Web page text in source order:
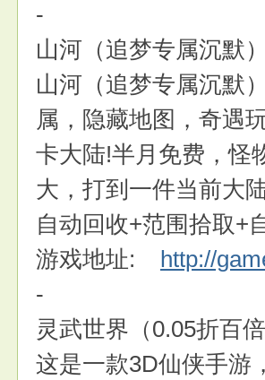
-
山河（追梦专属沉默
山河（追梦专属沉默
属，隐藏地图，奇遇
卡大陆!半月免费，怪
大，打到一件当前大
自动回收+范围拾取+
游戏地址: http://
-
灵武世界（0.05折百
这是一款3D仙侠手游